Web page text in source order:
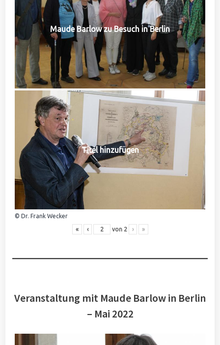
Maude Barlow zu Besuch in Berlin
Titel hinzufügen
© Dr. Frank Wecker
« ‹ von 2 › »
Veranstaltung mit Maude Barlow in Berlin
– Mai 2022